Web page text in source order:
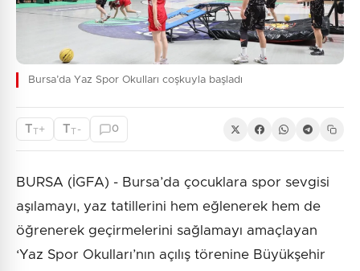
Bursa’da Yaz Spor Okulları coşkuyla başladı
TT+ TT - 0
BURSA (İGFA) - Bursa’da çocuklara spor sevgisi
aşılamayı, yaz tatillerini hem eğlenerek hem de
öğrenerek geçirmelerini sağlamayı amaçlayan
‘Yaz Spor Okulları’nın açılış törenine Büyükşehir